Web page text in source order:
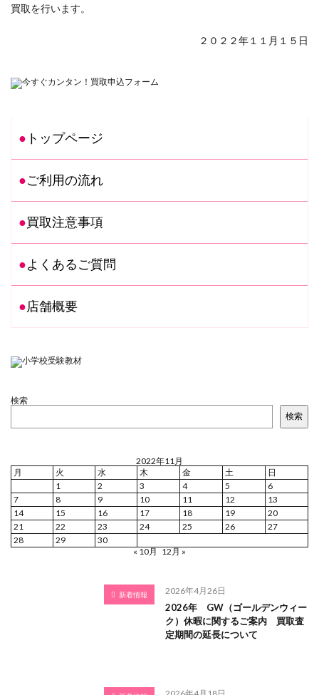
買取を行います。
２０２２年１１月１５日
トップページ
ご利用の流れ
買取注意事項
よくあるご質問
店舗概要
検索
検索
2022年11月
月
火 水 木 金 土
日
1
2 3 4 5
6
7
8 9 10 11 12
13
14
15 16 17 18 19
20
21
22 23 24 25 26
27
28
29
30
« 10月 12月 »
新着情報 2026年4月26日
2026年 GW（ゴールデンウィー
ク）休暇に関するご案内 買取査
定期間の延長について